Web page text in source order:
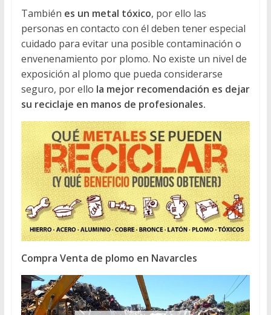
También es un metal tóxico, por ello las
personas en contacto con él deben tener especial
cuidado para evitar una posible contaminación o
envenenamiento por plomo. No existe un nivel de
exposición al plomo que pueda considerarse
seguro, por ello la mejor recomendación es dejar
su reciclaje en manos de profesionales.
Compra Venta de plomo en Navarcles